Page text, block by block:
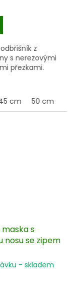
z
s nerezovými
přezkami.
cm 50 cm
s
nosu se zipem
- skladem